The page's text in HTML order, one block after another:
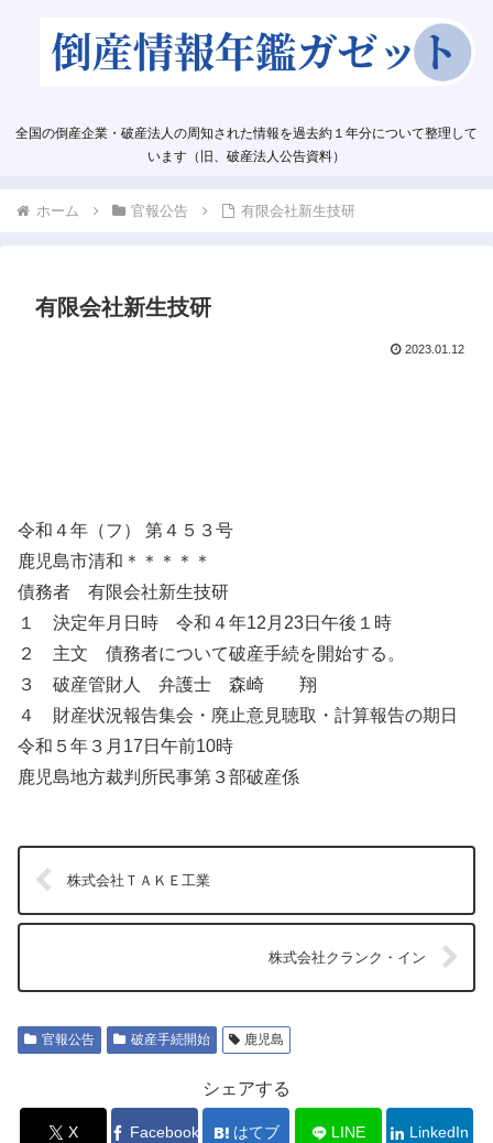
全国の倒産企業・破産法人の周知された情報を過去約１年分について整理して
います（旧、破産法人公告資料）
ホーム 官報公告 有限会社新生技研
有限会社新生技研
2023.01.12
令和４年（フ） 第４５３号
鹿児島市清和＊＊＊＊＊
債務者 有限会社新生技研
１ 決定年月日時 令和４年12月23日午後１時
２ 主文 債務者について破産手続を開始する。
３ 破産管財人 弁護士 森崎 翔
４ 財産状況報告集会・廃止意見聴取・計算報告の期日
令和５年３月17日午前10時
鹿児島地方裁判所民事第３部破産係
株式会社ＴＡＫＥ工業
株式会社クランク・イン
官報公告 破産手続開始 鹿児島
シェアする
X Facebook はてブ LINE LinkedIn